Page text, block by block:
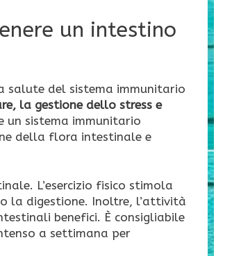
un intestino
del sistema immunitario
la gestione dello stress e
un sistema immunitario
della flora intestinale e
L’esercizio fisico stimola
la digestione. Inoltre, l’attività
benefici. È consigliabile
a settimana per